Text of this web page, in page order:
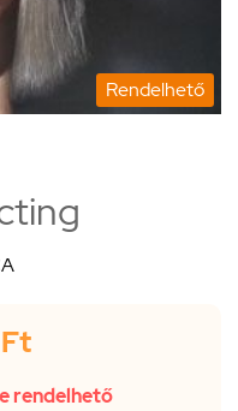
Rendelhető
rendelhető